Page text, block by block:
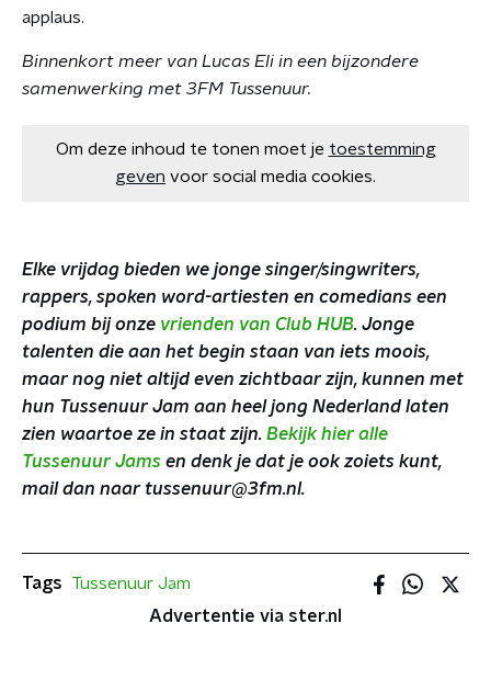
applaus.
Binnenkort meer van Lucas Eli in een bijzondere
samenwerking met 3FM Tussenuur.
Om deze inhoud te tonen moet je toestemming
geven voor social media cookies.
Elke vrijdag bieden we jonge singer/singwriters,
rappers, spoken word-artiesten en comedians een
podium bij onze vrienden van Club HUB. Jonge
talenten die aan het begin staan van iets moois,
maar nog niet altijd even zichtbaar zijn, kunnen met
hun Tussenuur Jam aan heel jong Nederland laten
zien waartoe ze in staat zijn. Bekijk hier alle
Tussenuur Jams en denk je dat je ook zoiets kunt,
mail dan naar tussenuur@3fm.nl.
Tags
Tussenuur Jam
Advertentie via ster.nl